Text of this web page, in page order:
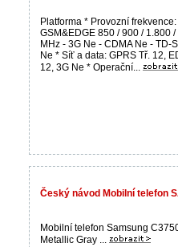
Platforma * Provozní frekvence:
GSM&EDGE 850 / 900 / 1.800
MHz - 3G Ne - CDMA Ne - TD-
Ne * Síť a data: GPRS Tř. 12,
12, 3G Ne * Operační...
Český návod Mobilní telefon
Mobilní telefon Samsung
Metallic Gray ...